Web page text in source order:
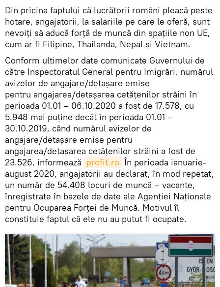
Din pricina faptului că lucrătorii români pleacă peste
hotare, angajatorii, la salariile pe care le oferă, sunt
nevoiți să aducă forță de muncă din spațiile non UE,
cum ar fi Filipine, Thailanda, Nepal și Vietnam.
Conform ultimelor date comunicate Guvernului de
către Inspectoratul General pentru Imigrări, numărul
avizelor de angajare/detașare emise
pentru angajarea/detașarea cetățenilor străini în
perioada 01.01 – 06.10.2020 a fost de 17.578, cu
5.948 mai puține decât în perioada 01.01 –
30.10.2019, când numărul avizelor de
angajare/detașare emise pentru
angajarea/detașarea cetățenilor străini a fost de
23.526, informează profit.ro În perioada ianuarie-
august 2020, angajatorii au declarat, în mod repetat,
un număr de 54.408 locuri de muncă – vacante,
înregistrate în bazele de date ale Agenției Naționale
pentru Ocuparea Forței de Muncă. Motivul îl
constituie faptul că ele nu au putut fi ocupate.